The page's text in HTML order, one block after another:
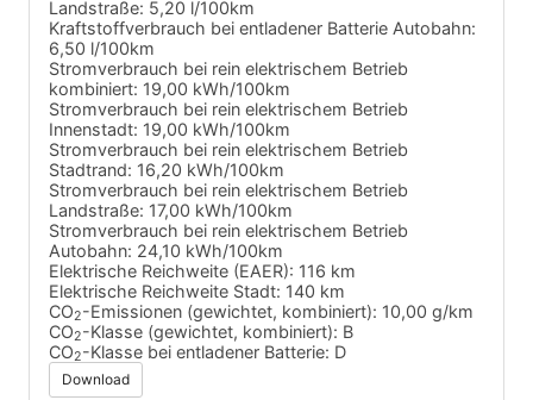
Landstraße: 5,20 l/100km
Kraftstoffverbrauch bei entladener Batterie Autobahn:
6,50 l/100km
Stromverbrauch bei rein elektrischem Betrieb
kombiniert: 19,00 kWh/100km
Stromverbrauch bei rein elektrischem Betrieb
Innenstadt: 19,00 kWh/100km
Stromverbrauch bei rein elektrischem Betrieb
Stadtrand: 16,20 kWh/100km
Stromverbrauch bei rein elektrischem Betrieb
Landstraße: 17,00 kWh/100km
Stromverbrauch bei rein elektrischem Betrieb
Autobahn: 24,10 kWh/100km
Elektrische Reichweite (EAER): 116 km
Elektrische Reichweite Stadt: 140 km
CO2-Emissionen (gewichtet, kombiniert): 10,00 g/km
CO2-Klasse (gewichtet, kombiniert): B
CO2-Klasse bei entladener Batterie: D
Download